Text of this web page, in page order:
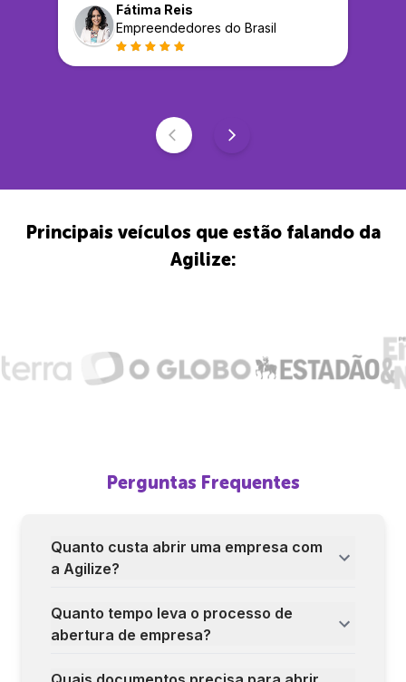
Fátima Reis
Empreendedores do Brasil
Principais veículos que estão falando da
Agilize:
Perguntas Frequentes
Quanto custa abrir uma empresa com
a Agilize?
Quanto tempo leva o processo de
abertura de empresa?